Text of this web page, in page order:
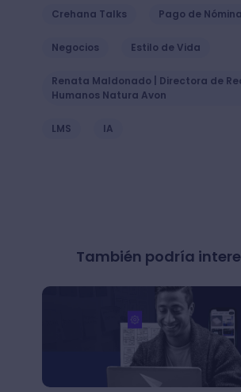
Crehana Talks Pago de Nómina
Negocios Estilo de Vida
Renata Maldonado | Directora de
Humanos Natura Avon
LMS IA
También podría